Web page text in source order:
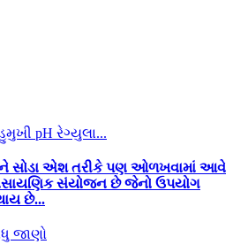
pH રેગ્યુલા...
સોડા એશ તરીકે પણ ઓળખવામાં આવે
સંયોજન છે જેનો ઉપયોગ
છે...
જાણો